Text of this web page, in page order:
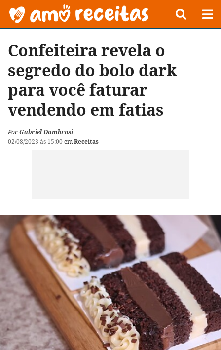
Confeiteira revela o
segredo do bolo dark
para você faturar
vendendo em fatias
PorGabriel Dambrosi
02/08/2023 às 15:00 emReceitas